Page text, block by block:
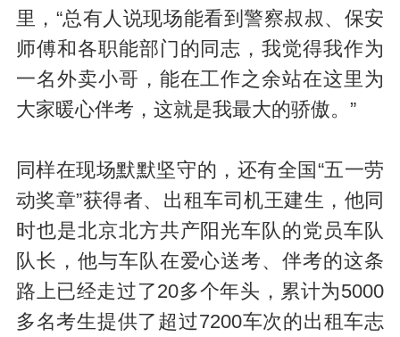
里，“总有人说现场能看到警察叔叔、保安
师傅和各职能部门的同志，我觉得我作为
一名外卖小哥，能在工作之余站在这里为
大家暖心伴考，这就是我最大的骄傲。”
同样在现场默默坚守的，还有全国“五一劳
动奖章”获得者、出租车司机王建生，他同
时也是北京北方共产阳光车队的党员车队
队长，他与车队在爱心送考、伴考的这条
路上已经走过了20多个年头，累计为5000
多名考生提供了超过7200车次的出租车志